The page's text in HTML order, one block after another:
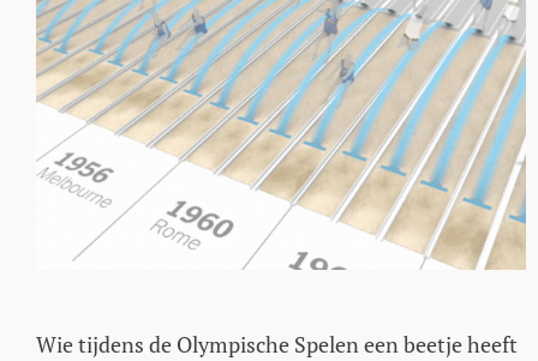
Wie tijdens de Olympische Spelen een beetje heeft